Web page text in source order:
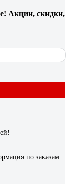
Акции, скидки,
по заказам